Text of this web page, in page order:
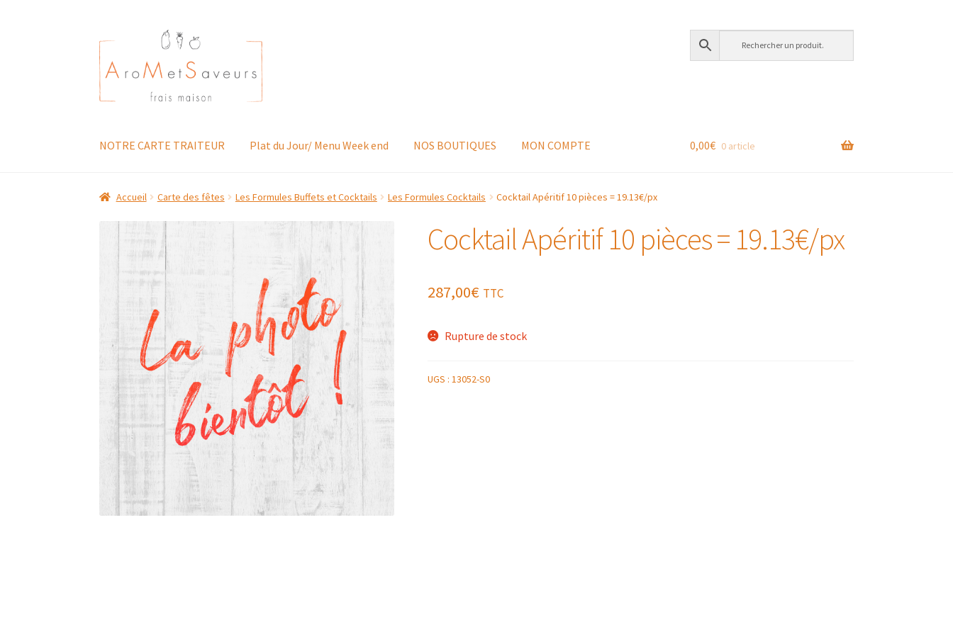
Aller
à
la
navigation
Aller
au
contenu
NOTRE CARTE TRAITEUR Plat du Jour/ Menu Week end NOS BOUTIQUES MON COMPTE 0,00€ 0 article
Accueil Carte des fêtes Les Formules Buffets et Cocktails Les Formules Cocktails Cocktail Apéritif 10 pièces = 19.13€/px
Cocktail Apéritif 10 pièces = 19.13€/px
287,00€ TTC
Rupture de stock
UGS : 13052-S0